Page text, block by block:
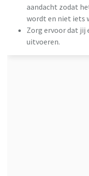
aandacht zodat
wordt en niet iets
Zorg ervoor dat jij
uitvoeren.